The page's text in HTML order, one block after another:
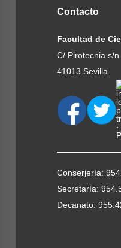
Contacto
Facultad de
C/ Pirotecnia s/n
41013 Sevilla
Conserjería:
Secretaría:
Decanato: